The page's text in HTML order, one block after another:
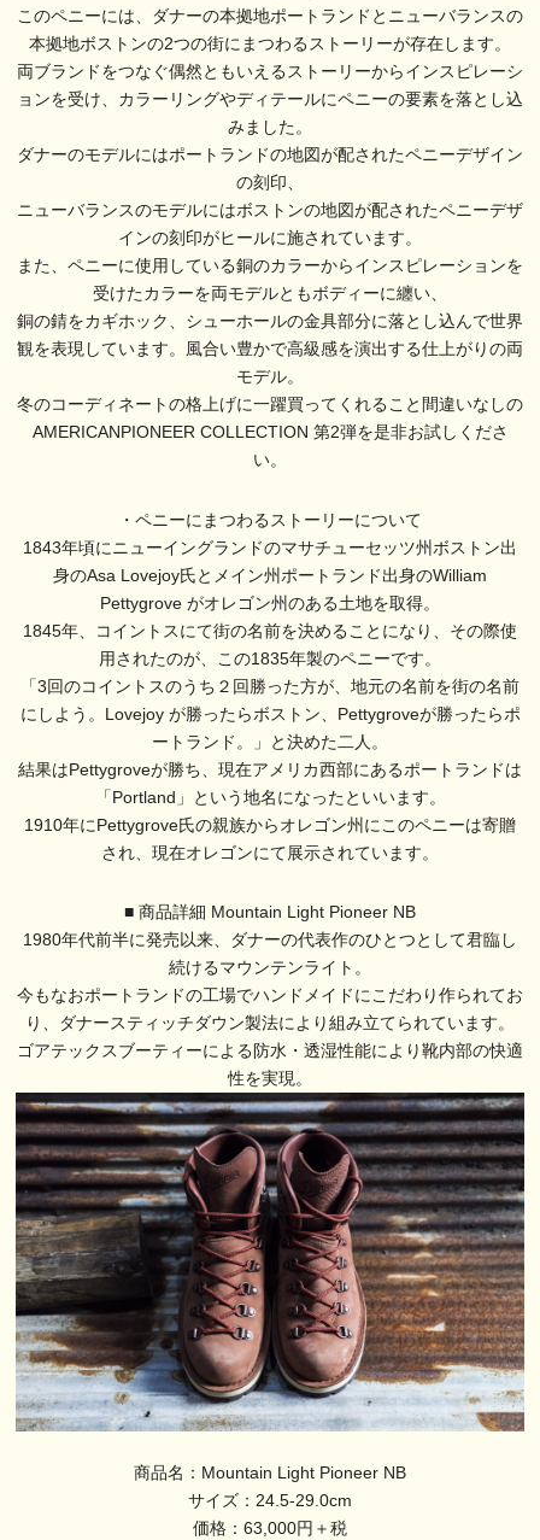
このペニーには、ダナーの本拠地ポートランドとニューバランスの
本拠地ボストンの2つの街にまつわるストーリーが存在します。
両ブランドをつなぐ偶然ともいえるストーリーからインスピレーシ
ョンを受け、カラーリングやディテールにペニーの要素を落とし込
みました。
ダナーのモデルにはポートランドの地図が配されたペニーデザイン
の刻印、
ニューバランスのモデルにはボストンの地図が配されたペニーデザ
インの刻印がヒールに施されています。
また、ペニーに使用している銅のカラーからインスピレーションを
受けたカラーを両モデルともボディーに纏い、
銅の錆をカギホック、シューホールの金具部分に落とし込んで世界
観を表現しています。風合い豊かで高級感を演出する仕上がりの両
モデル。
冬のコーディネートの格上げに一躍買ってくれること間違いなしの
AMERICANPIONEER COLLECTION 第2弾を是非お試しくださ
い。
・ペニーにまつわるストーリーについて
1843年頃にニューイングランドのマサチューセッツ州ボストン出
身のAsa Lovejoy氏とメイン州ポートランド出身のWilliam
Pettygrove がオレゴン州のある土地を取得。
1845年、コイントスにて街の名前を決めることになり、その際使
用されたのが、この1835年製のペニーです。
「3回のコイントスのうち２回勝った方が、地元の名前を街の名前
にしよう。Lovejoy が勝ったらボストン、Pettygroveが勝ったらポ
ートランド。」と決めた二人。
結果はPettygroveが勝ち、現在アメリカ西部にあるポートランドは
「Portland」という地名になったといいます。
1910年にPettygrove氏の親族からオレゴン州にこのペニーは寄贈
され、現在オレゴンにて展示されています。
■ 商品詳細 Mountain Light Pioneer NB
1980年代前半に発売以来、ダナーの代表作のひとつとして君臨し
続けるマウンテンライト。
今もなおポートランドの工場でハンドメイドにこだわり作られてお
り、ダナースティッチダウン製法により組み立てられています。
ゴアテックスブーティーによる防水・透湿性能により靴内部の快適
性を実現。
商品名：Mountain Light Pioneer NB
サイズ：24.5-29.0cm
価格：63,000円＋税